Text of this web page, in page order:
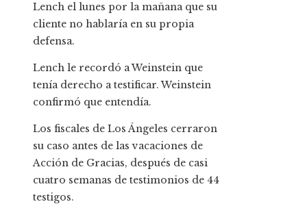
Lench el lunes por la mañana que su
cliente no hablaría en su propia
defensa.
Lench le recordó a Weinstein que
tenía derecho a testificar. Weinstein
confirmó que entendía.
Los fiscales de Los Ángeles cerraron
su caso antes de las vacaciones de
Acción de Gracias, después de casi
cuatro semanas de testimonios de 44
testigos.